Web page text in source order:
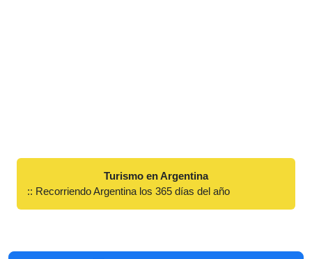
Turismo en Argentina
:: Recorriendo Argentina los 365 días del año